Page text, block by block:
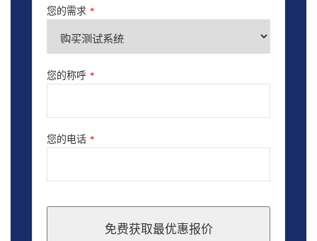
您的需求 *
您的称呼 *
您的电话 *
免费获取最优惠报价